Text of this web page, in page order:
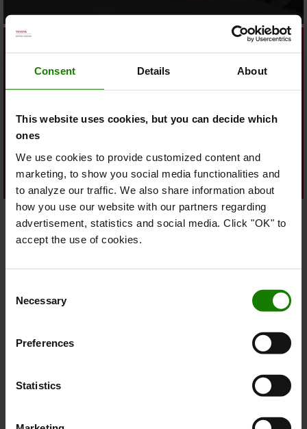
Consent Details About
This website uses cookies, but you can decide which
ones
We use cookies to provide customized content and
marketing, to show you social media functionalities and
to analyze our traffic. We also share information about
how you use our website with our partners regarding
advertisement, statistics and social media. Click "OK" to
accept the use of cookies.
Selection
Necessary
Preferences
Statistics
gaffeltrucks, løsninger og processer har ét
hovedfokus: at sikre maksimal sikkerhed for
logistikken og dens medarbejdere.
Vores sikkerhedssyn
Vores strategiske
principper (ESG)
i vores daglige drift og kultur. Baseret
interessenters krav sætter vi klare mål for langsigtet
værdi og compliance med særlig vægt på klimahandling
Vi bidrager afgørende til samfundets bestræbelser på at
Vi stræber efter at reducere brugen af begrænsede